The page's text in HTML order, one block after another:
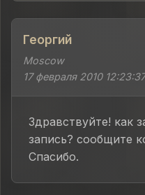
Георгий
Moscow
17 февраля 2010 12:23:37
Здравствуйте! как
запись? сообщите
Спасибо.